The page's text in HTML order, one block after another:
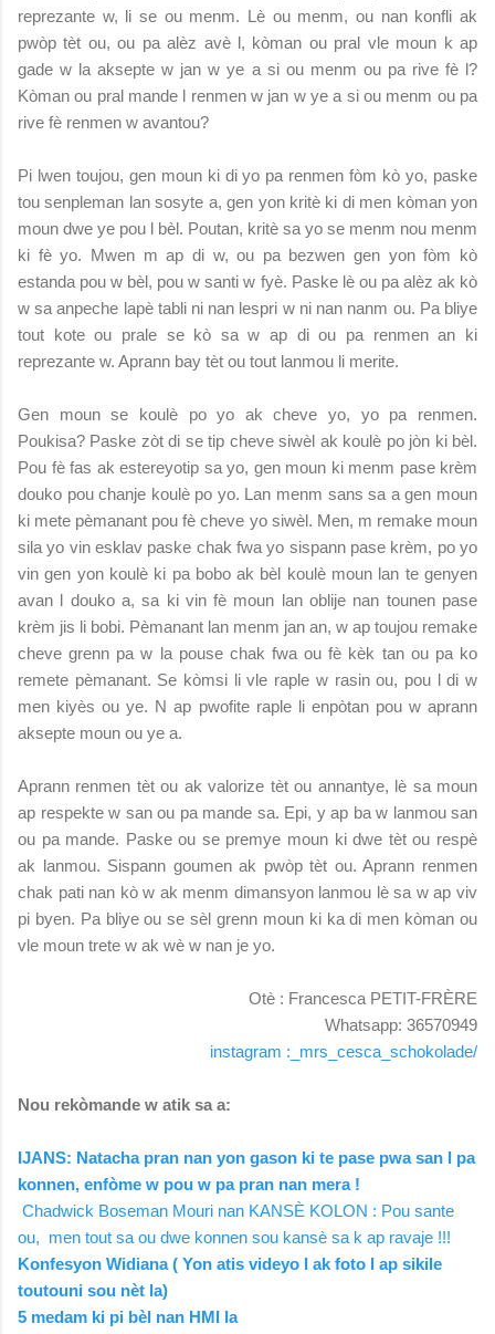
reprezante w, li se ou menm. Lè ou menm, ou nan konfli ak
pwòp tèt ou, ou pa alèz avè l, kòman ou pral vle moun k ap
gade w la aksepte w jan w ye a si ou menm ou pa rive fè l?
Kòman ou pral mande l renmen w jan w ye a si ou menm ou pa
rive fè renmen w avantou?
Pi lwen toujou, gen moun ki di yo pa renmen fòm kò yo, paske
tou senpleman lan sosyte a, gen yon kritè ki di men kòman yon
moun dwe ye pou l bèl. Poutan, kritè sa yo se menm nou menm
ki fè yo. Mwen m ap di w, ou pa bezwen gen yon fòm kò
estanda pou w bèl, pou w santi w fyè. Paske lè ou pa alèz ak kò
w sa anpeche lapè tabli ni nan lespri w ni nan nanm ou. Pa bliye
tout kote ou prale se kò sa w ap di ou pa renmen an ki
reprezante w. Aprann bay tèt ou tout lanmou li merite.
Gen moun se koulè po yo ak cheve yo, yo pa renmen.
Poukisa? Paske zòt di se tip cheve siwèl ak koulè po jòn ki bèl.
Pou fè fas ak estereyotip sa yo, gen moun ki menm pase krèm
douko pou chanje koulè po yo. Lan menm sans sa a gen moun
ki mete pèmanant pou fè cheve yo siwèl. Men, m remake moun
sila yo vin esklav paske chak fwa yo sispann pase krèm, po yo
vin gen yon koulè ki pa bobo ak bèl koulè moun lan te genyen
avan l douko a, sa ki vin fè moun lan oblije nan tounen pase
krèm jis li bobi. Pèmanant lan menm jan an, w ap toujou remake
cheve grenn pa w la pouse chak fwa ou fè kèk tan ou pa ko
remete pèmanant. Se kòmsi li vle raple w rasin ou, pou l di w
men kiyès ou ye. N ap pwofite raple li enpòtan pou w aprann
aksepte moun ou ye a.
Aprann renmen tèt ou ak valorize tèt ou annantye, lè sa moun
ap respekte w san ou pa mande sa. Epi, y ap ba w lanmou san
ou pa mande. Paske ou se premye moun ki dwe tèt ou respè
ak lanmou. Sispann goumen ak pwòp tèt ou. Aprann renmen
chak pati nan kò w ak menm dimansyon lanmou lè sa w ap viv
pi byen. Pa bliye ou se sèl grenn moun ki ka di men kòman ou
vle moun trete w ak wè w nan je yo.
Otè : Francesca PETIT-FRÈRE
Whatsapp: 36570949
instagram :_mrs_cesca_schokolade/
Nou rekòmande w atik sa a:
IJANS: Natacha pran nan yon gason ki te pase pwa san l pa
konnen, enfòme w pou w pa pran nan mera !
Chadwick Boseman Mouri nan KANSÈ KOLON : Pou sante
ou, men tout sa ou dwe konnen sou kansè sa k ap ravaje !!!
Konfesyon Widiana ( Yon atis videyo l ak foto l ap sikile
toutouni sou nèt la)
5 medam ki pi bèl nan HMI la